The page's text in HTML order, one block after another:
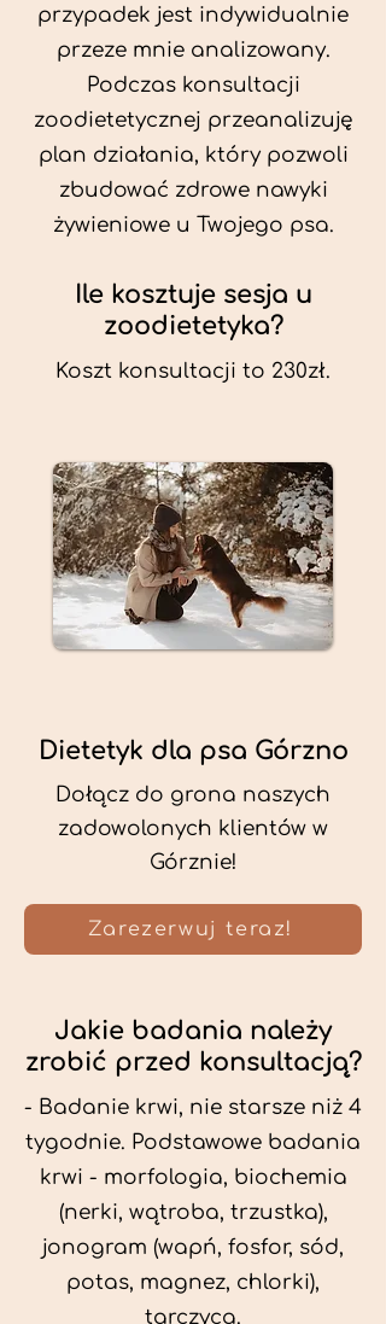
przypadek jest indywidualnie
przeze mnie analizowany.
Podczas konsultacji
zoodietetycznej przeanalizuję
plan działania, który pozwoli
zbudować zdrowe nawyki
żywieniowe u Twojego psa.
Ile kosztuje sesja u
zoodietetyka?
Koszt konsultacji to 230zł.
Dietetyk dla psa Górzno
Dołącz do grona naszych
zadowolonych klientów w
Górznie!
Zarezerwuj teraz!
Jakie badania należy
zrobić przed konsultacją?
- Badanie krwi, nie starsze niż 4
tygodnie. Podstawowe badania
krwi - morfologia, biochemia
(nerki, wątroba, trzustka),
jonogram (wapń, fosfor, sód,
potas, magnez, chlorki),
tarczyca.